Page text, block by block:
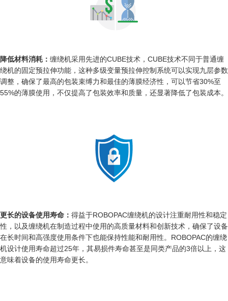
降低材料消耗： 缠绕机采用先进的CUBE技术，CUBE技术不同于普通缠
绕机的固定预拉伸功能，这种多级变量预拉伸控制系统可以实现九层参数
调整，确保了最高的包装束缚力和最佳的薄膜经济性，可以节省30%至
55%的薄膜使用，不仅提高了包装效率和质量，还显著降低了包装成本。
更长的设备使用寿命： 得益于ROBOPAC缠绕机的设计注重耐用性和稳定
性，以及缠绕机在制造过程中使用的高质量材料和创新技术，确保了设备
在长时间和高强度使用条件下也能保持性能和耐用性。ROBOPAC的缠绕
机设计使用寿命超过25年，其易损件寿命甚至是同类产品的3倍以上，这
意味着设备的使用寿命更长。